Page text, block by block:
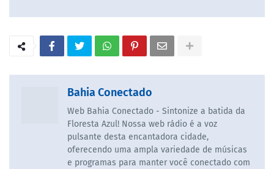
Bahia Conectado
Web Bahia Conectado - Sintonize a batida da
Floresta Azul! Nossa web rádio é a voz
pulsante desta encantadora cidade,
oferecendo uma ampla variedade de músicas
e programas para manter você conectado com